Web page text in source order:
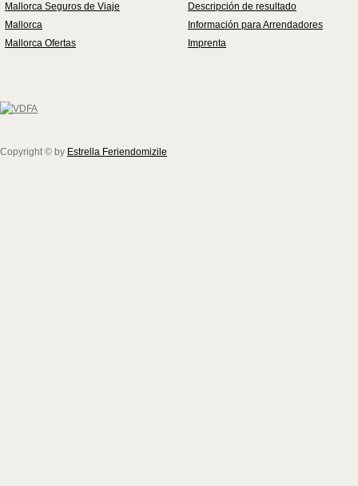
Mallorca Seguros de Viaje
Mallorca
Mallorca Ofertas
Descripción de resultado
Información para Arrendadores
Imprenta
Copyright © by Estrella Feriendomizile